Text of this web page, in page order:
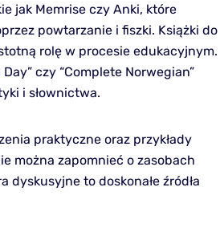
jak Memrise czy Anki, które
powtarzanie i fiszki. Książki do
rolę w procesie edukacyjnym.
czy “Complete Norwegian”
i słownictwa.
praktyczne oraz przykłady
można zapomnieć o zasobach
dyskusyjne to doskonałe źródła